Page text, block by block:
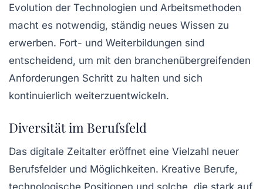
Evolution der Technologien und Arbeitsmethoden
macht es notwendig, ständig neues Wissen zu
erwerben. Fort- und Weiterbildungen sind
entscheidend, um mit den branchenübergreifenden
Anforderungen Schritt zu halten und sich
kontinuierlich weiterzuentwickeln.
Diversität im Berufsfeld
Das digitale Zeitalter eröffnet eine Vielzahl neuer
Berufsfelder und Möglichkeiten. Kreative Berufe,